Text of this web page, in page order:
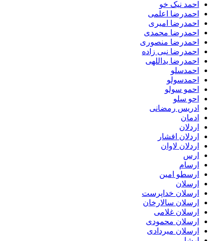
احمد نیک خو
احمدرضا اعلمی
احمدرضا امیری
احمدرضا محمدی
احمدرضا منصوری
احمدرضا نبی زاده
احمدرضا یداللهی
احمدسلو
احمدسولو
احمو سولو
احو سلو
ادریس رمضانی
ادمان
اردلان
اردلان افشار
اردلان لاوان
ارس
ارسام
ارسطو امین
ارسلان
ارسلان خداپرست
ارسلان سالارخان
ارسلان غلامی
ارسلان محمودی
ارسلان میردادی